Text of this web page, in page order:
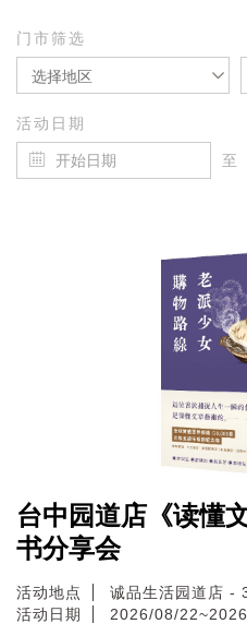
门市筛选
选择地区
活动日期
至
台中园道店《读懂
书分享会
活动地点
诚品生活园道店 -
活动日期
2026/08/